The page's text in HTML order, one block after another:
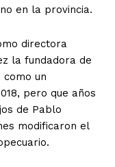
en la provincia.
directora
la fundadora de
como un
pero que años
de Pablo
modificaron el